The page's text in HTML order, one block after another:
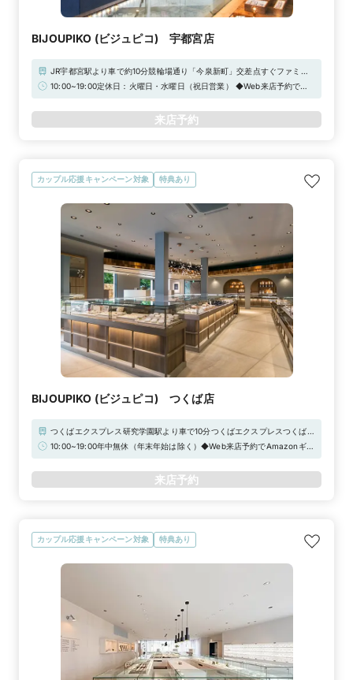
BIJOUPIKO (ビジュピコ) 宇都宮店
JR宇都宮駅より車で約10分競輪場通り「今泉新町」交差点すぐファミ
リーマート様向かい側駐車場完備
10:00~19:00定休日：火曜日・水曜日（祝日営業） ◆Web来店予約で
業のお知らせ】通常、定休日をいただいておりますが、下記日程につきま
して臨時営業いたします。祝日 / 9月30日（水）/ 12月22日（火）/ 12月
来店予約
カップル応援キャンペーン対象 特典あり
BIJOUPIKO (ビジュピコ) つくば店
つくばエクスプレス研究学園駅より車で10分つくばエクスプレスつくば駅
より車で10分の白い建物 首都圏中央連絡自動車道つくば中央ICより車で
10:00~19:00年中無休（年末年始は除く）◆Web来店予約でAmazonギフ
来店予約
カップル応援キャンペーン対象 特典あり